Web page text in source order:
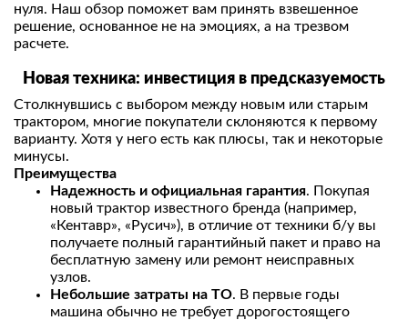
нуля. Наш обзор поможет вам принять взвешенное
решение, основанное не на эмоциях, а на трезвом
расчете.
Новая техника: инвестиция в предсказуемость
Столкнувшись с выбором между новым или старым
трактором, многие покупатели склоняются к первому
варианту. Хотя у него есть как плюсы, так и некоторые
минусы.
Преимущества
Надежность и официальная гарантия. Покупая
новый трактор известного бренда (например,
«Кентавр», «Русич»), в отличие от техники б/у вы
получаете полный гарантийный пакет и право на
бесплатную замену или ремонт неисправных
узлов.
Небольшие затраты на ТО. В первые годы
машина обычно не требует дорогостоящего